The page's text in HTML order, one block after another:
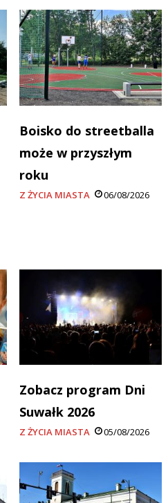
Boisko do streetballa
może w przyszłym
roku
Z ŻYCIA MIASTA 06/08/2026
Zobacz program Dni
Suwałk 2026
Z ŻYCIA MIASTA 05/08/2026